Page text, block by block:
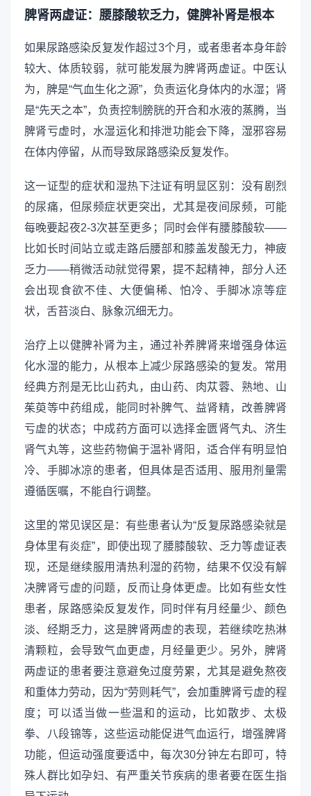
脾肾两虚证：腰膝酸软乏力，健脾补肾是根本
如果尿路感染反复发作超过3个月，或者患者本身年龄
较大、体质较弱，就可能发展为脾肾两虚证。中医认
为，脾是“气血生化之源”，负责运化身体内的水湿；肾
是“先天之本”，负责控制膀胱的开合和水液的蒸腾，当
脾肾亏虚时，水湿运化和排泄功能会下降，湿邪容易
在体内停留，从而导致尿路感染反复发作。
这一证型的症状和湿热下注证有明显区别：没有剧烈
的尿痛，但尿频症状更突出，尤其是夜间尿频，可能
每晚要起夜2-3次甚至更多；同时会伴有腰膝酸软——
比如长时间站立或走路后腰部和膝盖发酸无力，神疲
乏力——稍微活动就觉得累，提不起精神，部分人还
会出现食欲不佳、大便偏稀、怕冷、手脚冰凉等症
状，舌苔淡白、脉象沉细无力。
治疗上以健脾补肾为主，通过补养脾肾来增强身体运
化水湿的能力，从根本上减少尿路感染的复发。常用
经典方剂是无比山药丸，由山药、肉苁蓉、熟地、山
茱萸等中药组成，能同时补脾气、益肾精，改善脾肾
亏虚的状态；中成药方面可以选择金匮肾气丸、济生
肾气丸等，这些药物偏于温补肾阳，适合伴有明显怕
冷、手脚冰凉的患者，但具体是否适用、服用剂量需
遵循医嘱，不能自行调整。
这里的常见误区是：有些患者认为“反复尿路感染就是
身体里有炎症”，即使出现了腰膝酸软、乏力等虚证表
现，还是继续服用清热利湿的药物，结果不仅没有解
决脾肾亏虚的问题，反而让身体更虚。比如有些女性
患者，尿路感染反复发作，同时伴有月经量少、颜色
淡、经期乏力，这是脾肾两虚的表现，若继续吃热淋
清颗粒，会导致气血更虚，月经量更少。另外，脾肾
两虚证的患者要注意避免过度劳累，尤其是避免熬夜
和重体力劳动，因为“劳则耗气”，会加重脾肾亏虚的程
度；可以适当做一些温和的运动，比如散步、太极
拳、八段锦等，这些运动能促进气血运行，增强脾肾
功能，但运动强度要适中，每次30分钟左右即可，特
殊人群比如孕妇、有严重关节疾病的患者要在医生指